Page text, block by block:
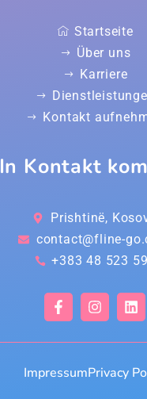
Startseite
Über uns
Karriere
Kontakt
In Kontakt
Prishtinë,
contact@fline-
+383 48 523
ImpressumPrivacy